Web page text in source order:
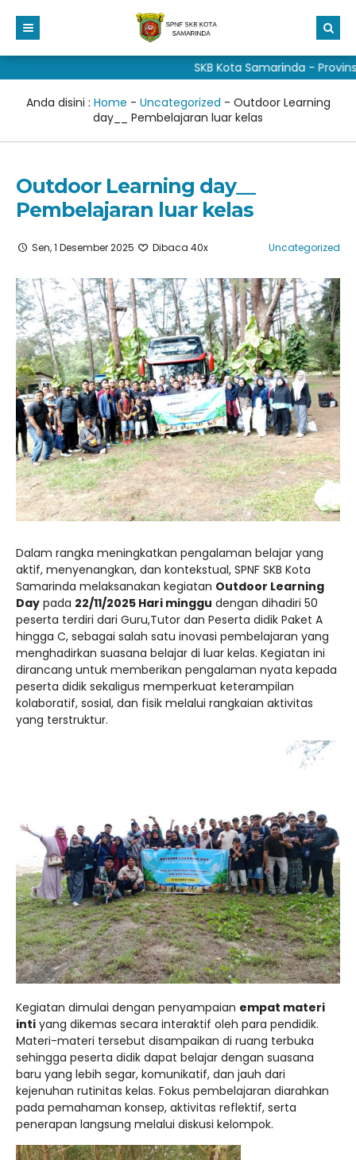
Profil
Sarana Prasarana
Struktur
Program Kerja
Galeri
Unduh Media
ALUMNI
Kalender pendidikan skb kota samarinda
Pojok Wali Peserta Didik
Peserta Didik
kurikulum skb kota samarinda20252026
JADWAL UJIAN SUMATIF TAHUN 2025/2026
Taman baca masyarakat
materi pkn sd
Buku Dongeng Anak
Cerita dan Novel
DAFTAR BARU
DAFTAR ULANG
SKB Kota Samarinda -
Anda disini : Home - Uncategorized - Outdoor Learning
day__ Pembelajaran luar kelas
Outdoor Learning day__
Pembelajaran luar kelas
Sen, 1 Desember 2025 Dibaca 40x Uncategorized
Dalam rangka meningkatkan pengalaman belajar yang
aktif, menyenangkan, dan kontekstual, SPNF SKB Kota
Samarinda melaksanakan kegiatan Outdoor Learning
Day pada 22/11/2025 Hari minggu dengan dihadiri 50
peserta terdiri dari Guru,Tutor dan Peserta didik Paket A
hingga C, sebagai salah satu inovasi pembelajaran yang
menghadirkan suasana belajar di luar kelas. Kegiatan ini
dirancang untuk memberikan pengalaman nyata kepada
peserta didik sekaligus memperkuat keterampilan
kolaboratif, sosial, dan fisik melalui rangkaian aktivitas
yang terstruktur.
Kegiatan dimulai dengan penyampaian empat materi
inti yang dikemas secara interaktif oleh para pendidik.
Materi-materi tersebut disampaikan di ruang terbuka
sehingga peserta didik dapat belajar dengan suasana
baru yang lebih segar, komunikatif, dan jauh dari
kejenuhan rutinitas kelas. Fokus pembelajaran diarahkan
pada pemahaman konsep, aktivitas reflektif, serta
penerapan langsung melalui diskusi kelompok.